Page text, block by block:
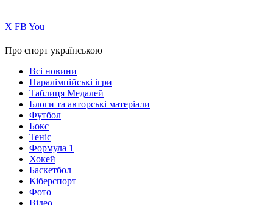
Х FB You
Про спорт українською
Всі новини
Паралімпійські ігри
Таблиця Медалей
Блоги та авторські матеріали
Футбол
Бокс
Теніс
Формула 1
Хокей
Баскетбол
Кіберспорт
Фото